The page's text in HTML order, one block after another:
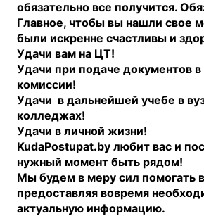
обязательно все получится.
Главное, чтобы вы нашли свое
были искренне счастливы и
Удачи вам на ЦТ!
Удачи при подаче документов
комиссии!
Удачи в дальнейшей учебе в
колледжах!
Удачи в личной жизни!
KudaPostupat.by любит вас и
нужный момент быть рядом!
Мы будем в меру сил помогать
предоставляя вовремя
актуальную информацию.